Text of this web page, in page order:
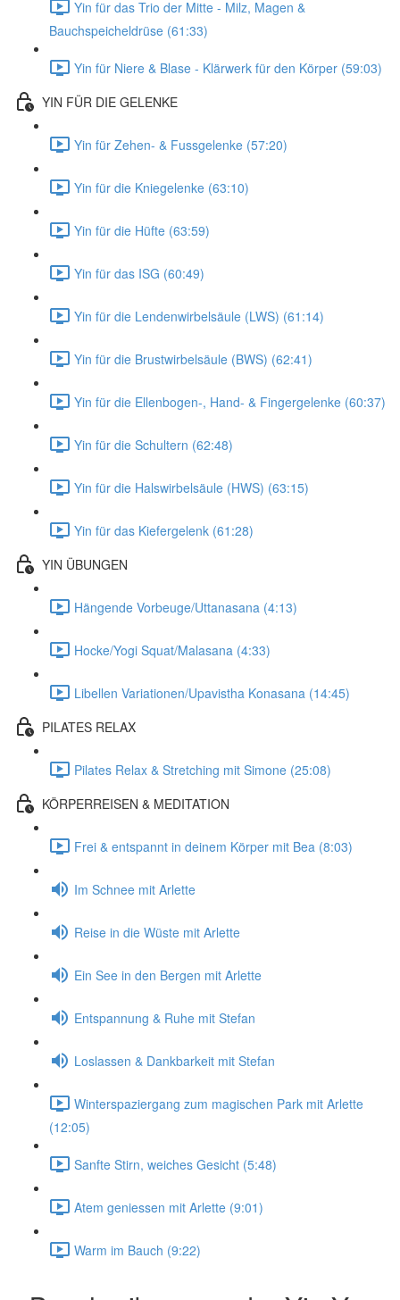
Yin für das Trio der Mitte - Milz, Magen &
Bauchspeicheldrüse (61:33)
Yin für Niere & Blase - Klärwerk für den Körper (59:03)
YIN FÜR DIE GELENKE
Yin für Zehen- & Fussgelenke (57:20)
Yin für die Kniegelenke (63:10)
Yin für die Hüfte (63:59)
Yin für das ISG (60:49)
Yin für die Lendenwirbelsäule (LWS) (61:14)
Yin für die Brustwirbelsäule (BWS) (62:41)
Yin für die Ellenbogen-, Hand- & Fingergelenke (60:37)
Yin für die Schultern (62:48)
Yin für die Halswirbelsäule (HWS) (63:15)
Yin für das Kiefergelenk (61:28)
YIN ÜBUNGEN
Hängende Vorbeuge/Uttanasana (4:13)
Hocke/Yogi Squat/Malasana (4:33)
Libellen Variationen/Upavistha Konasana (14:45)
PILATES RELAX
Pilates Relax & Stretching mit Simone (25:08)
KÖRPERREISEN & MEDITATION
Frei & entspannt in deinem Körper mit Bea (8:03)
Im Schnee mit Arlette
Reise in die Wüste mit Arlette
Ein See in den Bergen mit Arlette
Entspannung & Ruhe mit Stefan
Loslassen & Dankbarkeit mit Stefan
Winterspaziergang zum magischen Park mit Arlette
(12:05)
Sanfte Stirn, weiches Gesicht (5:48)
Atem geniessen mit Arlette (9:01)
Warm im Bauch (9:22)